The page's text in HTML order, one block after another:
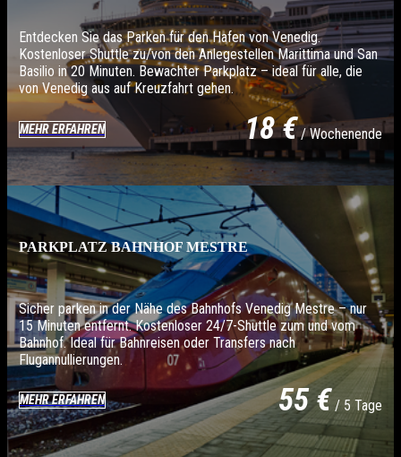
Entdecken Sie das Parken für den Hafen von Venedig.
Kostenloser Shuttle zu/von den Anlegestellen Marittima und San
Basilio in 20 Minuten. Bewachter Parkplatz – ideal für alle, die
von Venedig aus auf Kreuzfahrt gehen.
MEHR ERFAHREN 18 €/ Wochenende
PARKPLATZ BAHNHOF MESTRE
Sicher parken in der Nähe des Bahnhofs Venedig Mestre – nur
15 Minuten entfernt. Kostenloser 24/7-Shuttle zum und vom
Bahnhof. Ideal für Bahnreisen oder Transfers nach
Flugannullierungen.
MEHR ERFAHREN 55 € / 5 Tage